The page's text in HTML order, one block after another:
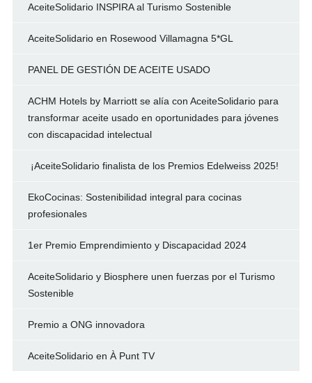
AceiteSolidario INSPIRA al Turismo Sostenible
AceiteSolidario en Rosewood Villamagna 5*GL
PANEL DE GESTIÓN DE ACEITE USADO
ACHM Hotels by Marriott se alía con AceiteSolidario para
transformar aceite usado en oportunidades para jóvenes
con discapacidad intelectual
¡AceiteSolidario finalista de los Premios Edelweiss 2025!
EkoCocinas: Sostenibilidad integral para cocinas
profesionales
1er Premio Emprendimiento y Discapacidad 2024
AceiteSolidario y Biosphere unen fuerzas por el Turismo
Sostenible
Premio a ONG innovadora
AceiteSolidario en À Punt TV